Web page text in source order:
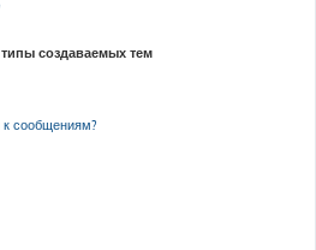
создаваемых тем
к сообщениям?